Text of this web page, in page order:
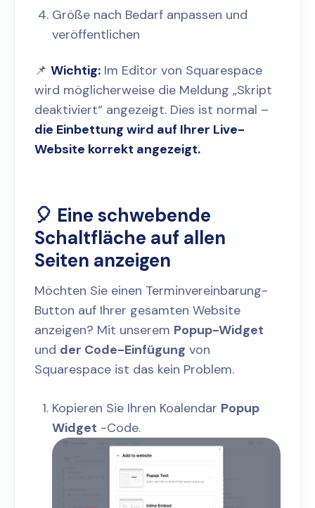
Größe nach Bedarf anpassen und
veröffentlichen
📌 Wichtig: Im Editor von Squarespace
wird möglicherweise die Meldung „Skript
deaktiviert“ angezeigt. Dies ist normal –
die Einbettung wird auf Ihrer Live-
Website korrekt angezeigt.
🎈 Eine schwebende
Schaltfläche auf allen
Seiten anzeigen
Möchten Sie einen Terminvereinbarung-
Button auf Ihrer gesamten Website
anzeigen? Mit unserem Popup-Widget
und der Code-Einfügung von
Squarespace ist das kein Problem.
Kopieren Sie Ihren Koalendar Popup
Widget -Code.